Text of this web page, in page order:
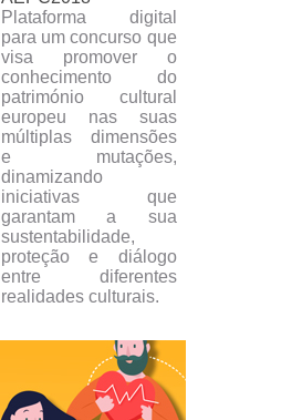
Plataforma digital
para um concurso que
visa promover o
conhecimento do
património cultural
europeu nas suas
múltiplas dimensões
e mutações,
dinamizando
iniciativas que
garantam a sua
sustentabilidade,
proteção e diálogo
entre diferentes
realidades culturais.